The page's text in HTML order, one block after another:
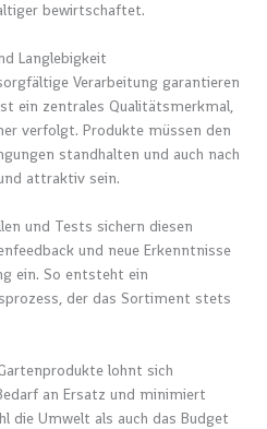
bewirtschaftet.
Langlebigkeit
Verarbeitung garantieren
ein zentrales Qualitätsmerkmal,
verfolgt. Produkte müssen den
standhalten und auch nach
attraktiv sein.
und Tests sichern diesen
und neue Erkenntnisse
ein. So entsteht ein
der das Sortiment stets
lohnt sich
an Ersatz und minimiert
die Umwelt als auch das Budget